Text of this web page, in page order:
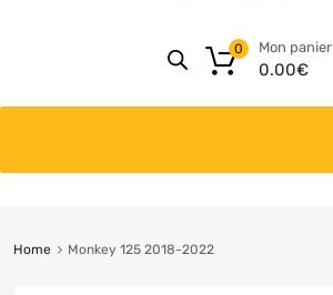
Mon panier
0.00€
0
Home Monkey 125 2018-2022